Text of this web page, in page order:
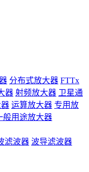
分布式放大器 FTTx
器 射频放大器 卫星通
运算放大器 专用放
般用途放大器
滤波器 波导滤波器